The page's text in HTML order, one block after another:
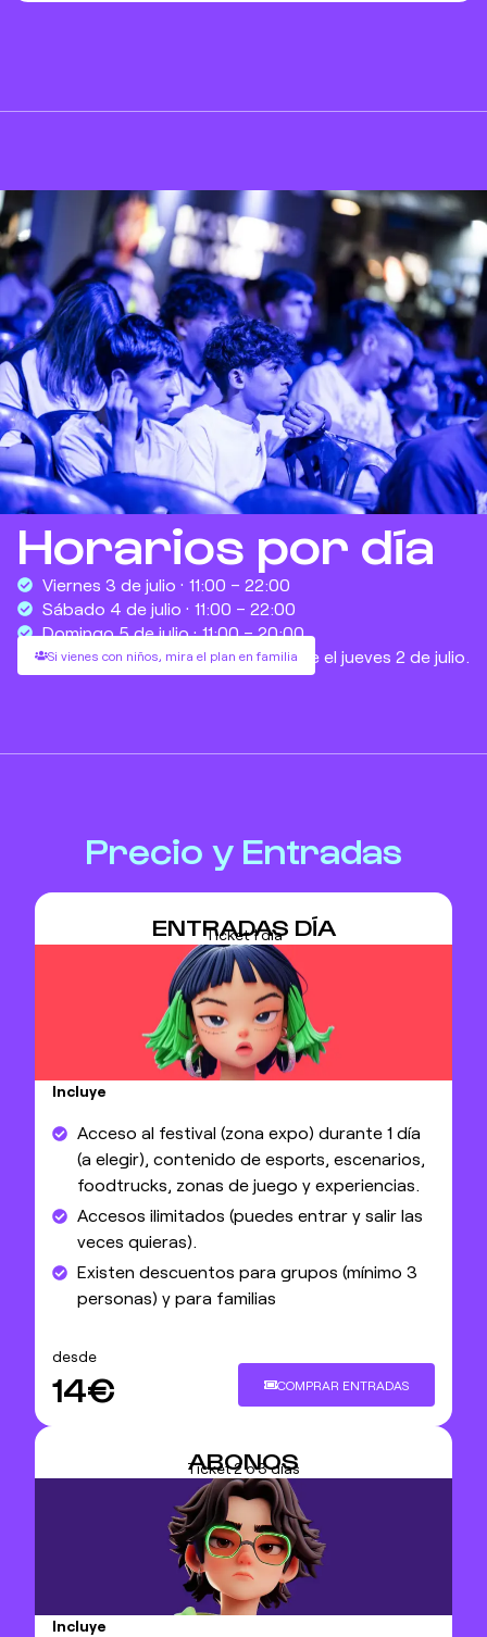
Horarios por día
Viernes 3 de julio · 11:00 – 22:00
Sábado 4 de julio · 11:00 – 22:00
Domingo 5 de julio · 11:00 – 20:00
Si tienes entrada LAN, accedes desde el jueves 2 de julio.
Si vienes con niños, mira el plan en familia
Precio y Entradas
ENTRADAS DÍA
Ticket 1 día
Incluye
Acceso al festival (zona expo) durante 1 día
(a elegir), contenido de esports, escenarios,
foodtrucks, zonas de juego y experiencias.
Accesos ilimitados (puedes entrar y salir las
veces quieras).
Existen descuentos para grupos (mínimo 3
personas) y para familias
desde
14€ COMPRAR ENTRADAS
ABONOS
Ticket 2 o 3 días
Incluye